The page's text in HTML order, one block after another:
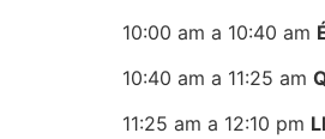
10:00 am a 10:40 am
10:40 am a 11:25 am
11:25 am a 12:10 pm